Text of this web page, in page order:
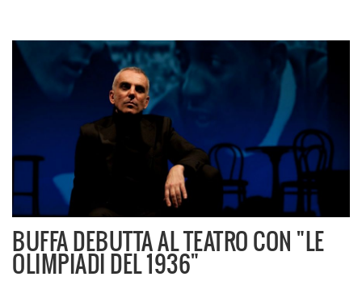
BUFFA DEBUTTA AL TEATRO CON "LE
OLIMPIADI DEL 1936"